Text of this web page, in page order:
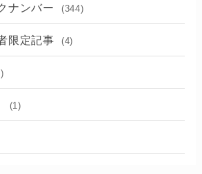
ナンバー (344)
限定記事 (4)
(1)